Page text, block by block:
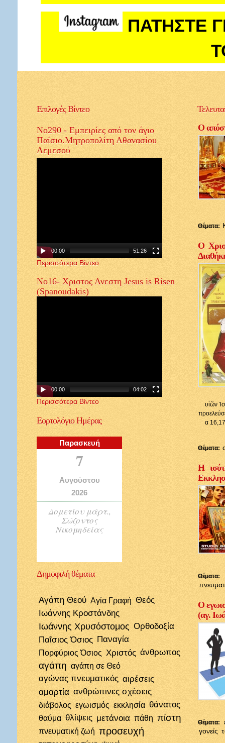
ΠΑΤΗΣΤΕ
ΕπιλογέςΒίντεο
No290 - Εμπειρίες από τον άγιο
Παΐσιο.Μητροπολίτη Αθανασίου
Λεμεσού
00:00 51:26
Περισσότερα Βίντεο
Νο16- Χριστος Ανεστη Jesus is Risen
(Spanoudakis)
00:00 04:02
Περισσότερα Βίντεο
ΕορτολόγιοΗμέρας
Παρασκευή
7
Αυγούστου
2026
Δομετίου μάρτ.,
Σώζοντος
Νικομηδείας
Δημοφιλήθέματα
Αγάπη Θεού Αγία Γραφή Θεός
Ιωάννης Κροστάνδης
Ιωάννης Χρυσόστομος Ορθοδοξία
Παΐσιος Όσιος Παναγία
Πορφύριος Όσιος Χριστός άνθρωπος
αγάπη αγάπη σε Θεό
αγώνας πνευματικός αιρέσεις
αμαρτία ανθρώπινες σχέσεις
διάβολος εγωισμός εκκλησία θάνατος
θαύμα θλίψεις μετάνοια πάθη πίστη
πνευματική ζωή προσευχή
Ο
Θέματα:
Ο
υἱῶν
α 16,17
Θέματα:
Η
Θέματα:
Ο
(αγ.
Θέματα:
γονείς